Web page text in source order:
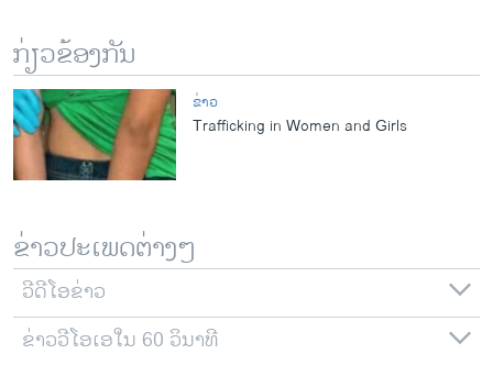
ວີດີໂອ
ສຽງ
ລາຍການກະຈາຍສຽງ
ລາຍງານ
ຕິດຕາມພວກເຮົາ ທີ່
ພາສາຕ່າງໆ
ກ່ຽວຂ້ອງກັນ
ຂ່າວ
Trafficking in Women and Girls
ຂ່າວປະເພດຕ່າງໆ
ວີດີໂອຂ່າວ
ຂ່າວວີໂອເອໃນ 60 ວິນາທີ